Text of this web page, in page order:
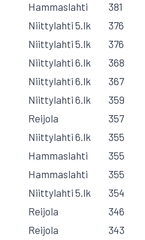
Hammaslahti
381
Niittylahti 5.lk
376
Niittylahti 5.lk
376
Niittylahti 6.lk
368
Niittylahti 6.lk
367
Niittylahti 6.lk
359
Reijola
357
Niittylahti 6.lk
355
Hammaslahti
355
Hammaslahti
355
Niittylahti 5.lk
354
Reijola
346
Reijola 343